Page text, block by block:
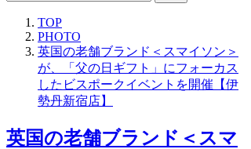
TOP
PHOTO
英国の老舗ブランド＜スマイソン＞
が、「父の日ギフト」にフォーカス
したビスポークイベントを開催【伊
勢丹新宿店】
英国の老舗ブランド＜スマ